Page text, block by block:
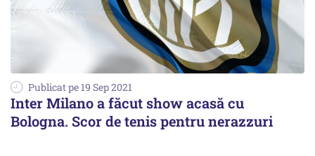
Publicat pe 19 Sep 2021
Inter Milano a făcut show acasă cu
Bologna. Scor de tenis pentru nerazzuri